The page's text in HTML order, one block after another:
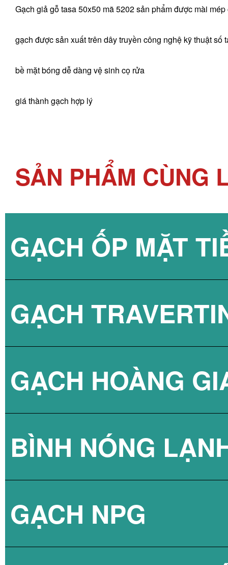
Gạch giả gỗ tasa 50x50 mã 5202 sản phẩm được mài
gạch được sản xuất trên dây truyền công nghệ kỹ thuật số
bề mặt bóng dễ dàng vệ sinh cọ rửa
giá thành gạch hợp lý
SẢN PHẨM CÙNG
GẠCH ỐP MẶT
GẠCH
GẠCH HOÀNG
BÌNH NÓNG
BÌNH NÓNG
GẠCH NPG